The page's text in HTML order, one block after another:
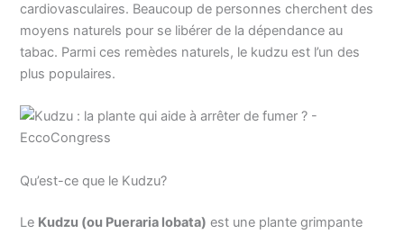
cardiovasculaires. Beaucoup de personnes cherchent des
moyens naturels pour se libérer de la dépendance au
tabac. Parmi ces remèdes naturels, le kudzu est l’un des
plus populaires.
Qu’est-ce que le Kudzu?
Le Kudzu (ou Pueraria lobata) est une plante grimpante